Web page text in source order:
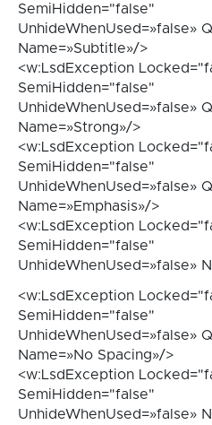
SemiHidden="false"
UnhideWhenUsed=»false»
Name=»Subtitle»/>
<w:LsdException
SemiHidden="false"
UnhideWhenUsed=»false»
Name=»Strong»/>
<w:LsdException
SemiHidden="false"
UnhideWhenUsed=»false»
Name=»Emphasis»/>
<w:LsdException
SemiHidden="false"
UnhideWhenUsed=»false»
<w:LsdException
SemiHidden="false"
UnhideWhenUsed=»false»
Name=»No Spacing»/>
<w:LsdException
SemiHidden="false"
UnhideWhenUsed=»false»